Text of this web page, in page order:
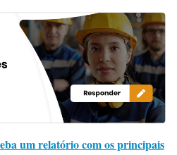
um relatório com os principais